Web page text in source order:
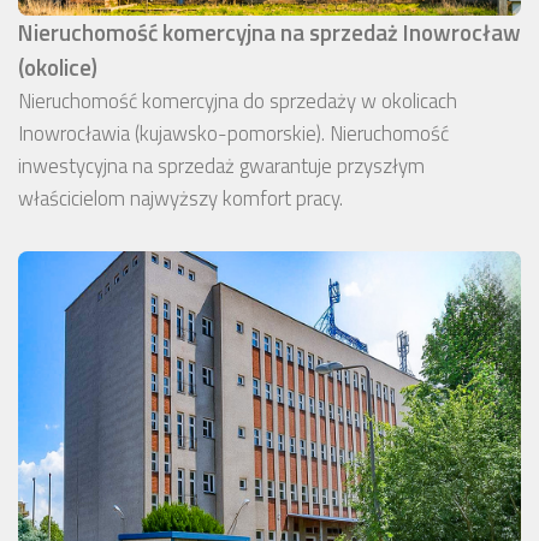
Nieruchomość komercyjna na sprzedaż Inowrocław
(okolice)
Nieruchomość komercyjna do sprzedaży w okolicach
Inowrocławia (kujawsko-pomorskie). Nieruchomość
inwestycyjna na sprzedaż gwarantuje przyszłym
właścicielom najwyższy komfort pracy.